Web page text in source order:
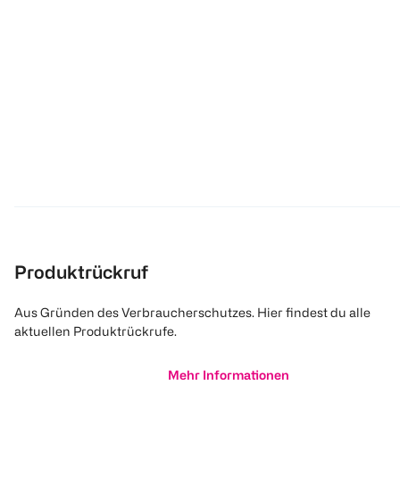
Produktrückruf
Aus Gründen des Verbraucherschutzes. Hier findest du alle
aktuellen Produktrückrufe.
Mehr Informationen